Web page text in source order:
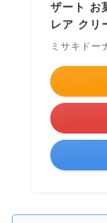
ザート お
レア クリ
ミサキド